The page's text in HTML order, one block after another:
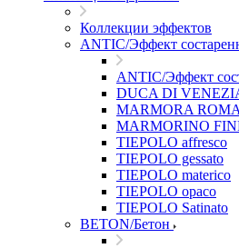
Коллекции эффектов
ANTIC/Эффект
ANTIC/Эффект
DUCA DI
MARMORA
MARMORINO
TIEPOLO affresco
TIEPOLO gessato
TIEPOLO materico
TIEPOLO opaco
TIEPOLO Satinato
BETON/Бетон